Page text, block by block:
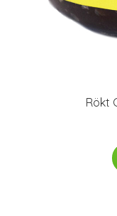
Rökt